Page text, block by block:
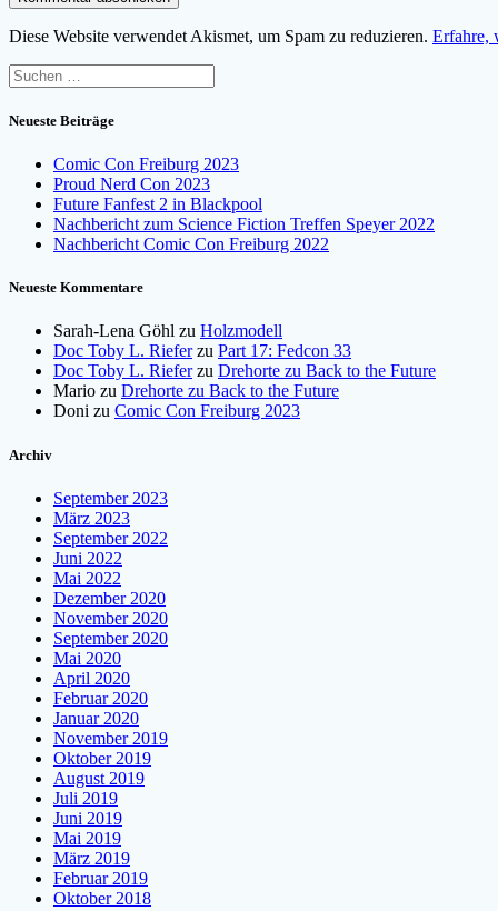
Diese Website verwendet Akismet, um Spam zu reduzieren. Erfahre,
Suchen
nach:
Neueste Beiträge
Comic Con Freiburg 2023
Proud Nerd Con 2023
Future Fanfest 2 in Blackpool
Nachbericht zum Science Fiction Treffen Speyer 2022
Nachbericht Comic Con Freiburg 2022
Neueste Kommentare
Sarah-Lena Göhl zu Holzmodell
Doc Toby L. Rieferzu Part 17: Fedcon 33
Doc Toby L. Rieferzu Drehorte zu Back to the Future
Mario zu Drehorte zu Back to the Future
Doni zu Comic Con Freiburg 2023
Archiv
September 2023
März 2023
September 2022
Juni 2022
Mai 2022
Dezember 2020
November 2020
September 2020
Mai 2020
April 2020
Februar 2020
Januar 2020
November 2019
Oktober 2019
August 2019
Juli 2019
Juni 2019
Mai 2019
März 2019
Februar 2019
Oktober 2018